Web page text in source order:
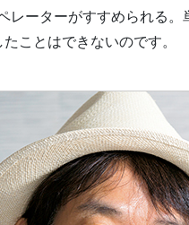
レーターがすすめられる
ことはできないのです。